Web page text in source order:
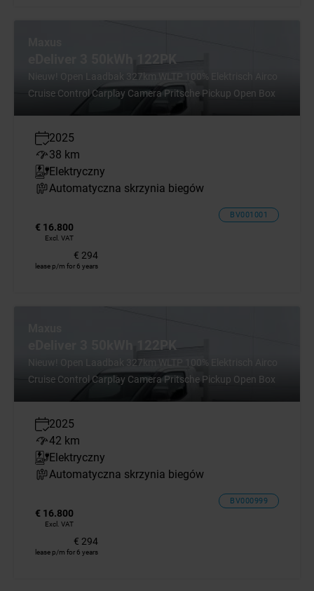
eDeliver 3 50kWh 122PK
Nieuw! Open Laadbak 327km WLTP 100% Elektrisch Airco
Cruise Control Carplay Camera Pritsche Pickup Open Box
2025
38 km
Elektryczny
Automatyczna skrzynia biegów
BV001001
€ 16.800
Excl. VAT
€ 294
lease p/m for 6 years
eDeliver 3 50kWh 122PK
Nieuw! Open Laadbak 327km WLTP 100% Elektrisch Airco
Cruise Control Carplay Camera Pritsche Pickup Open Box
2025
42 km
Elektryczny
Automatyczna skrzynia biegów
BV000999
€ 16.800
Excl. VAT
€ 294
lease p/m for 6 years